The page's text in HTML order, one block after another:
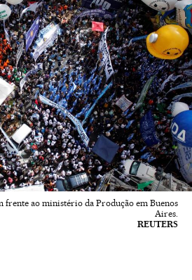
frente ao ministério da Produção em Buenos
Aires.
REUTERS